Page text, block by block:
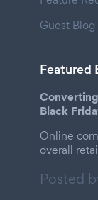
Guest Blog
Featured
Black
Online
overall
Posted